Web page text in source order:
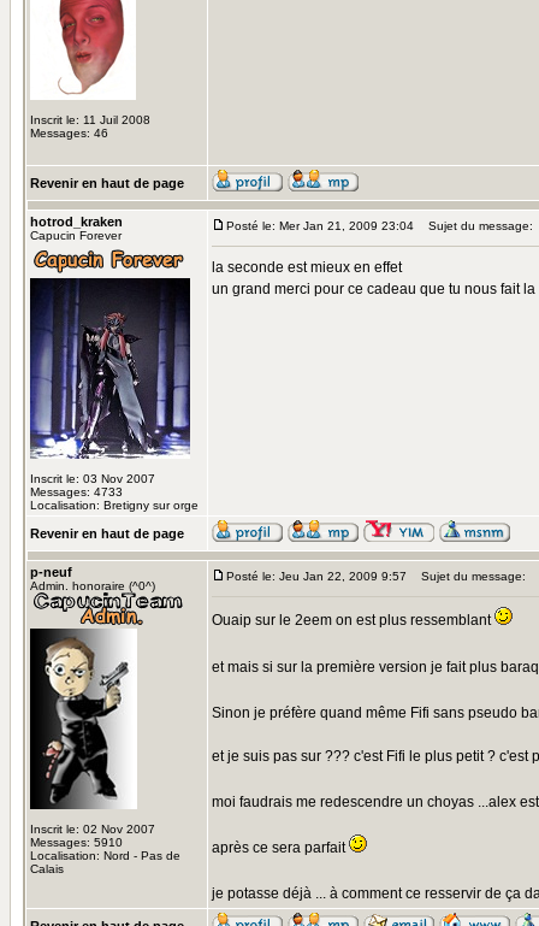
Inscrit le: 11 Juil 2008
Messages: 46
Revenir en haut de page
hotrod_kraken
Capucin Forever
Inscrit le: 03 Nov 2007
Messages: 4733
Localisation: Bretigny sur orge
Posté le: Mer Jan 21, 2009 23:04 Sujet du message:
la seconde est mieux en effet
un grand merci pour ce cadeau que tu nous fait la
Revenir en haut de page
p-neuf
Admin. honoraire (^0^)
Inscrit le: 02 Nov 2007
Messages: 5910
Localisation: Nord - Pas de
Calais
Posté le: Jeu Jan 22, 2009 9:57 Sujet du message:
Ouaip sur le 2eem on est plus ressemblant
et mais si sur la première version je fait plus
Sinon je préfère quand même Fifi sans pseudo
et je suis pas sur ??? c'est Fifi le plus petit ? c'est
moi faudrais me redescendre un choyas ...alex
après ce sera parfait
je potasse déjà ... à comment ce resservir de ça